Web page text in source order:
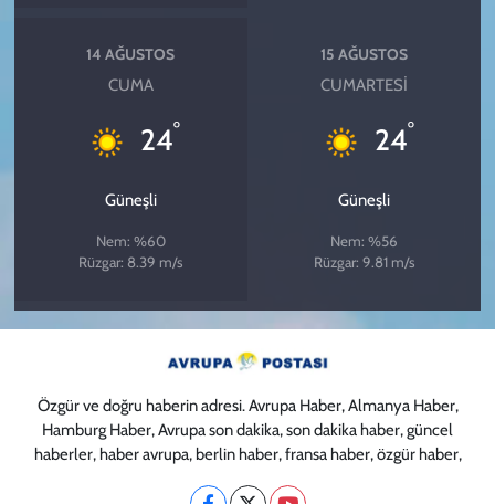
14 AĞUSTOS
CUMA
24°
Güneşli
Nem: %60
Rüzgar: 8.39 m/s
15 AĞUSTOS
CUMARTESI
24°
Güneşli
Nem: %56
Rüzgar: 9.81 m/s
Özgür ve doğru haberin adresi. Avrupa Haber, Almanya Haber,
Hamburg Haber, Avrupa son dakika, son dakika haber, güncel
haberler, haber avrupa, berlin haber, fransa haber, özgür haber,